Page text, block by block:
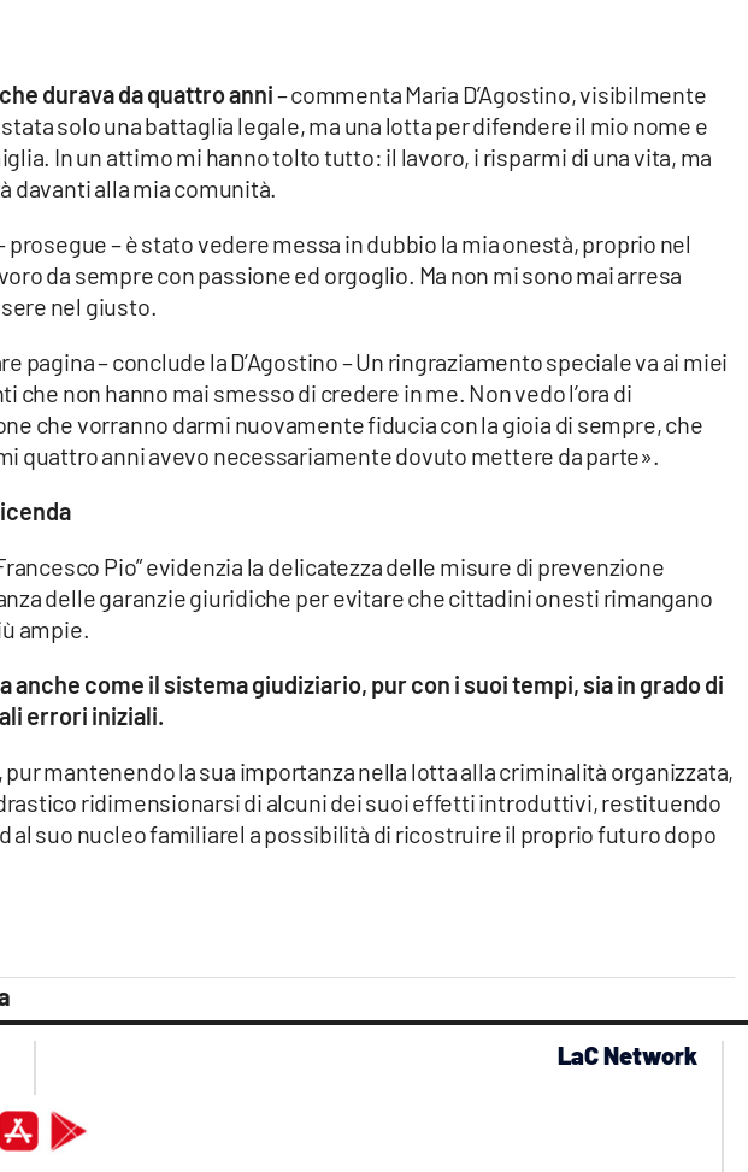
durava da quattro anni– commenta Maria D’Agostino, visibilmente
solo una battaglia legale, ma una lotta per difendere il mio nome e
In un attimo mi hanno tolto tutto: il lavoro, i risparmi di una vita, ma
davanti alla mia comunità.
prosegue – è stato vedere messa in dubbio la mia onestà, proprio nel
da sempre con passione ed orgoglio. Ma non mi sono mai arresa
nel giusto.
pagina – conclude la D’Agostino – Un ringraziamento speciale va ai miei
che non hanno mai smesso di credere in me. Non vedo l’ora di
che vorranno darmi nuovamente fiducia con la gioia di sempre, che
quattro anni avevo necessariamente dovuto mettere da parte».
Pio” evidenzia la delicatezza delle misure di prevenzione
delle garanzie giuridiche per evitare che cittadini onesti rimangano
ampie.
anche come il sistema giudiziario, pur con i suoi tempi, sia in grado di
errori iniziali.
pur mantenendo la sua importanza nella lotta alla criminalità organizzata,
ridimensionarsi di alcuni dei suoi effetti introduttivi, restituendo
al suo nucleo familiarel a possibilità di ricostruire il proprio futuro dopo
LaC Network